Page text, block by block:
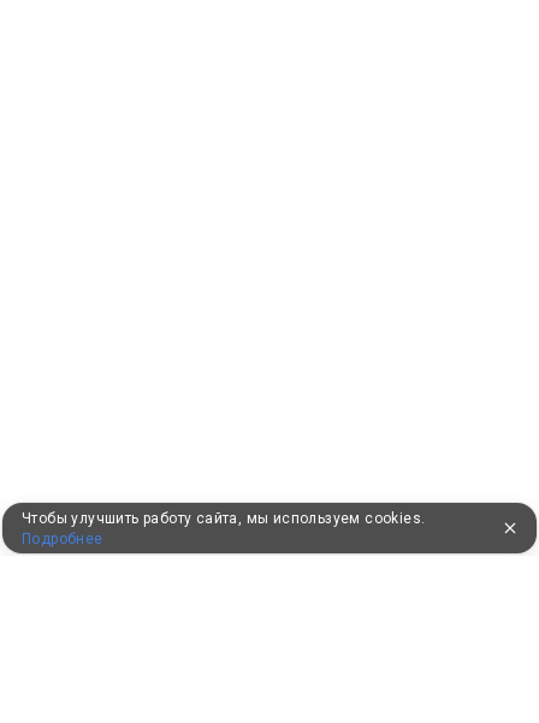
Чтобы улучшить работу сайта, мы используем cookies.
Подробнее